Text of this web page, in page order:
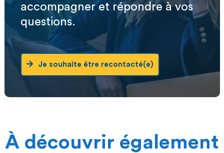
accompagner et répondre à vos
questions.
Je souhaite être recontacté(e)
À découvrir également